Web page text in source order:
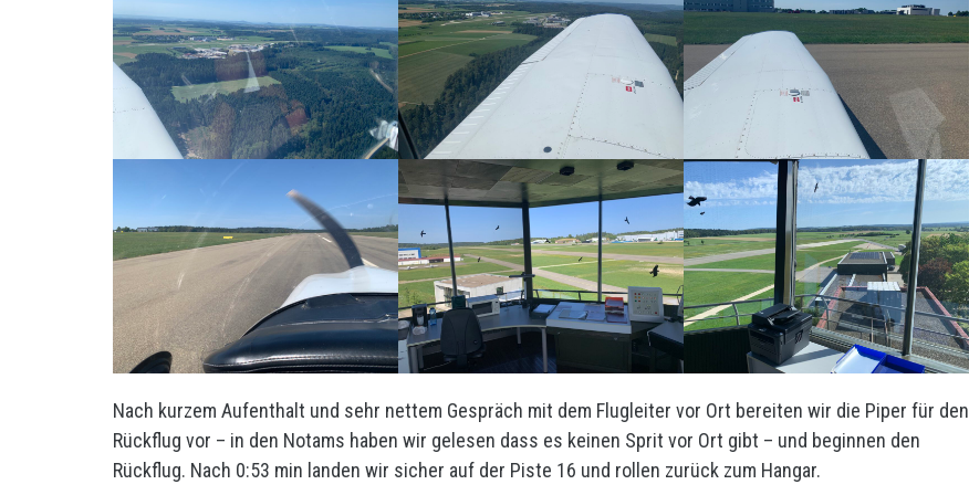
Nach kurzem Aufenthalt und sehr nettem Gespräch mit dem Flugleiter vor Ort bereiten wir die Piper für den
Rückflug vor – in den Notams haben wir gelesen dass es keinen Sprit vor Ort gibt – und beginnen den
Rückflug. Nach 0:53 min landen wir sicher auf der Piste 16 und rollen zurück zum Hangar.